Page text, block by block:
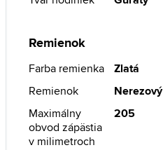
Remienok
Farba remienka
Zlatá
Remienok
Nerezový
Maximálny
obvod zápästia
v milimetroch
205